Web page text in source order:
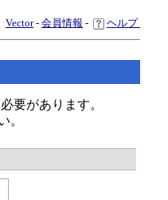
Vector- 会員情報 - ヘルプ
要があります。
。